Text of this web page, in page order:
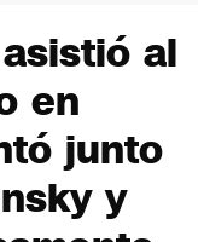
al
en
junto
y